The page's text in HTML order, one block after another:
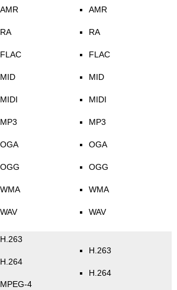
AMR
RA
FLAC
MID
MIDI
MP3
OGA
OGG
WMA
WAV
AMR
RA
FLAC
MID
MIDI
MP3
OGA
OGG
WMA
WAV
H.263
H.264
MPEG-4
H.263
H.264